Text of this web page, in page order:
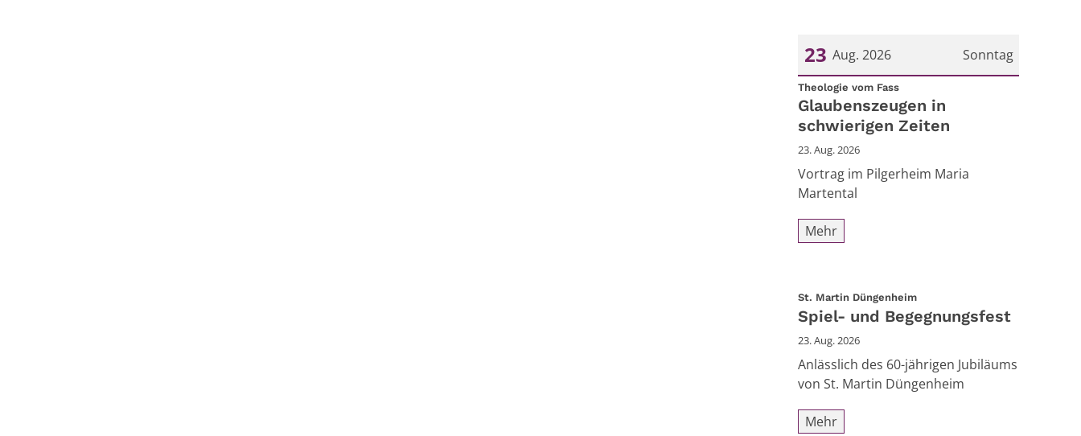
Sonntag
23 Aug. 2026
Datum: 23. August 2026
Theologie vom Fass:
Glaubenszeugen in
schwierigen Zeiten
23. Aug. 2026
Vortrag im Pilgerheim Maria
Martental
Mehr
St. Martin Düngenheim:
Spiel- und Begegnungsfest
23. Aug. 2026
Anlässlich des 60-jährigen Jubiläums
von St. Martin Düngenheim
Mehr